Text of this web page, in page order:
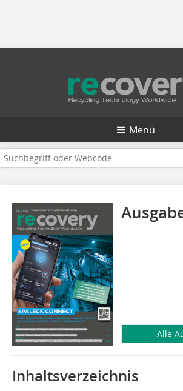
Menü
Alle
Inhaltsverzeichnis